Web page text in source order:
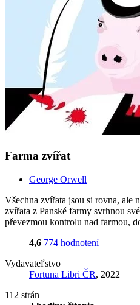
Farma zvířat
George Orwell
Všechna zvířata jsou si rovna, ale
zvířata z Panské farmy svrhnou
převezmou kontrolu nad farmou,
4,6 774 hodnotení
Vydavateľstvo
Fortuna Libri ČR, 2022
112 strán